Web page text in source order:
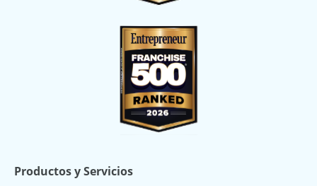
Productos y Servicios